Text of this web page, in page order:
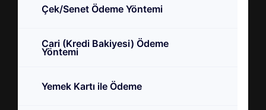
Çek/Senet Ödeme Yöntemi
Cari (Kredi Bakiyesi) Ödeme
Yöntemi
Yemek Kartı ile Ödeme